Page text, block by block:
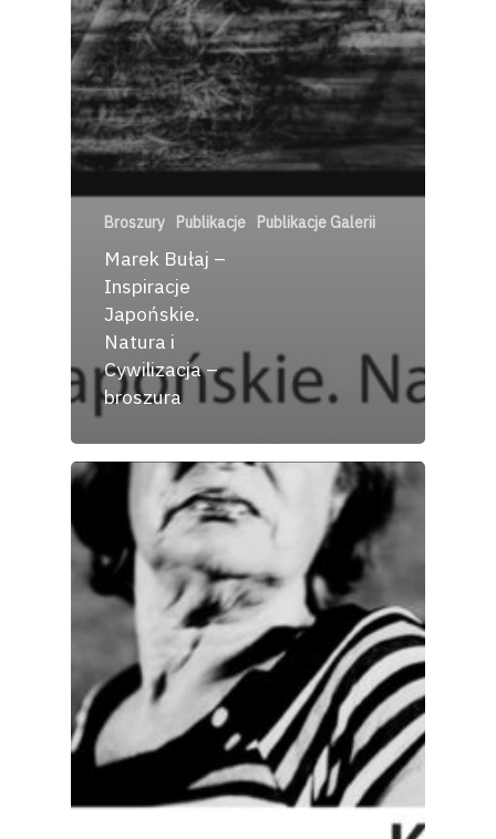
Broszury Publikacje Publikacje Galerii
Marek Bułaj –
Inspiracje
Japońskie.
Natura i
Cywilizacja –
broszura